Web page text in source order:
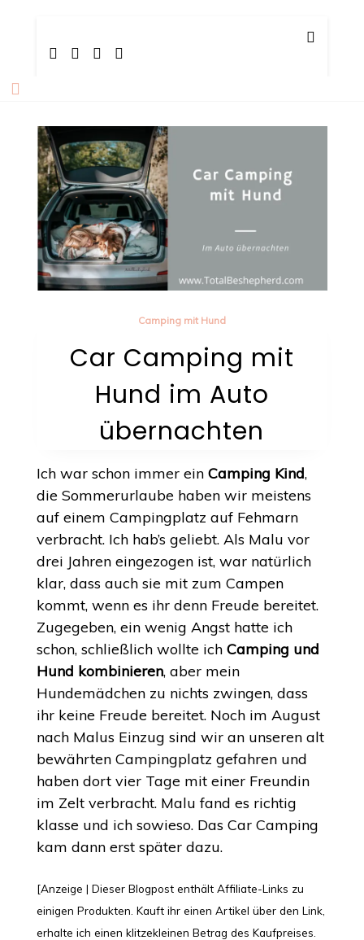
Camping mit Hund
Car Camping mit
Hund im Auto
übernachten
Ich war schon immer ein Camping Kind,
die Sommerurlaube haben wir meistens
auf einem Campingplatz auf Fehmarn
verbracht. Ich hab’s geliebt. Als Malu vor
drei Jahren eingezogen ist, war natürlich
klar, dass auch sie mit zum Campen
kommt, wenn es ihr denn Freude bereitet.
Zugegeben, ein wenig Angst hatte ich
schon, schließlich wollte ich Camping und
Hund kombinieren, aber mein
Hundemädchen zu nichts zwingen, dass
ihr keine Freude bereitet. Noch im August
nach Malus Einzug sind wir an unseren alt
bewährten Campingplatz gefahren und
haben dort vier Tage mit einer Freundin
im Zelt verbracht. Malu fand es richtig
klasse und ich sowieso. Das Car Camping
kam dann erst später dazu.
[Anzeige | Dieser Blogpost enthält Affiliate-Links zu
einigen Produkten. Kauft ihr einen Artikel über den Link,
erhalte ich einen klitzekleinen Betrag des Kaufpreises.